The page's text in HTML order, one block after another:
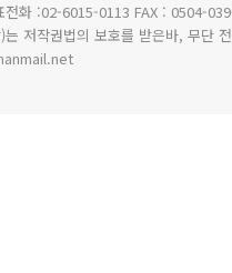
전화 :02-6015-0113 FAX : 0504-
저작권법의 보호를 받은바, 무단